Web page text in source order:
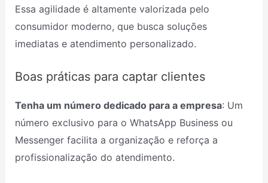
Essa agilidade é altamente valorizada pelo
consumidor moderno, que busca soluções
imediatas e atendimento personalizado.
Boas práticas para captar clientes
Tenha um número dedicado para a empresa: Um
número exclusivo para o WhatsApp Business ou
Messenger facilita a organização e reforça a
profissionalização do atendimento.